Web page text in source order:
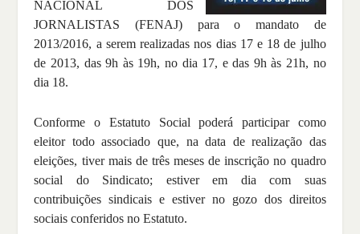
NACIONAL DOS
JORNALISTAS (FENAJ) para o mandato de
2013/2016, a serem realizadas nos dias 17 e 18 de julho
de 2013, das 9h às 19h, no dia 17, e das 9h às 21h, no
dia 18.
Conforme o Estatuto Social poderá participar como
eleitor todo associado que, na data de realização das
eleições, tiver mais de três meses de inscrição no quadro
social do Sindicato; estiver em dia com suas
contribuições sindicais e estiver no gozo dos direitos
sociais conferidos no Estatuto.